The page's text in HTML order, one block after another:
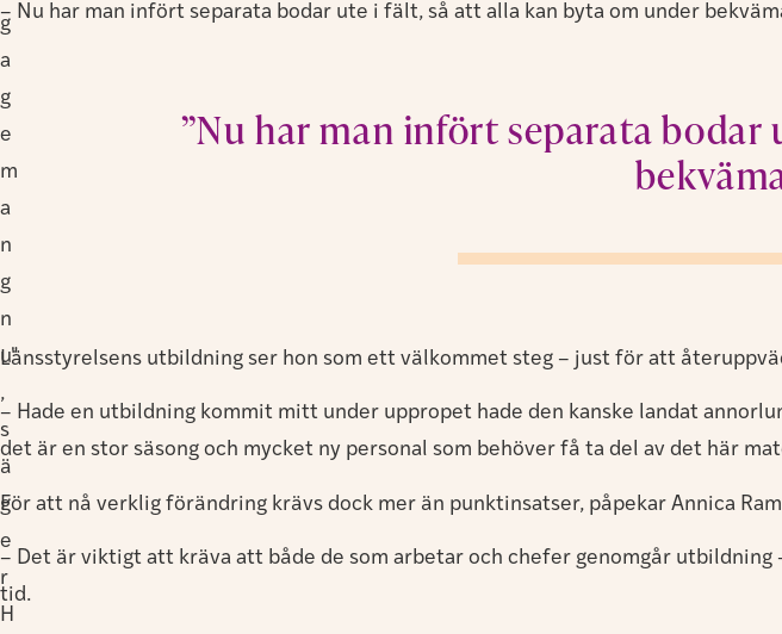
g
a
g
e
m
a
n
g
n
u"
,
s
ä
g
e
r
H
– Nu har man infört separata bodar ute i fält, så att alla kan byta om under
”Nu har man infört separata
Länsstyrelsens utbildning ser hon som ett välkommet steg – just för att
– Hade en utbildning kommit mitt under uppropet hade den kanske landat
det är en stor säsong och mycket ny personal som behöver få ta del av det här
För att nå verklig förändring krävs dock mer än punktinsatser, påpekar Annica
– Det är viktigt att kräva att både de som arbetar och chefer genomgår
tid.